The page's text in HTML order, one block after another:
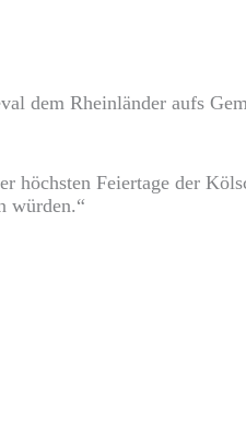
dem Rheinländer aufs
höchsten Feiertage der
würden.“